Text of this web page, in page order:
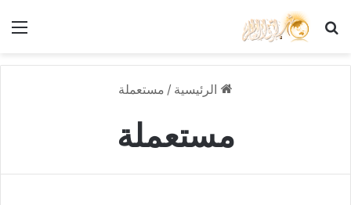
بحث عن
الرئيسية / مستعملة
مستعملة